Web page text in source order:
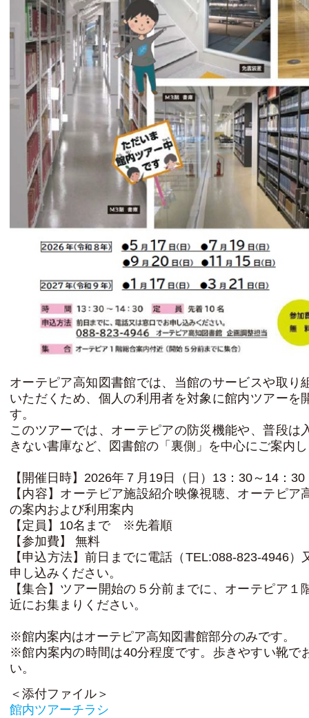
オーテピア高知図書館では、当館のサービスや取り
いただくため、個人の利用者を対象に館内ツアーを
す。
このツアーでは、オーテピアの防災機能や、普段は
きない書庫など、図書館の「裏側」を中心にご案内
【開催日時】2026年７月19日（日）13：30～14：30
【内容】オーテピア施設紹介映像視聴、オーテピア
の案内および利用案内
【定員】10名まで ※先着順
【参加費】 無料
【申込方法】前日までに電話（TEL:088-823-4946）
申し込みください。
【集合】ツアー開始の５分前までに、オーテピア１
近にお集まりください。
※館内案内はオーテピア高知図書館部分のみです。
※館内案内の時間は40分程度です。歩きやすい靴で
い。
＜添付ファイル＞
館内ツアーチラシ